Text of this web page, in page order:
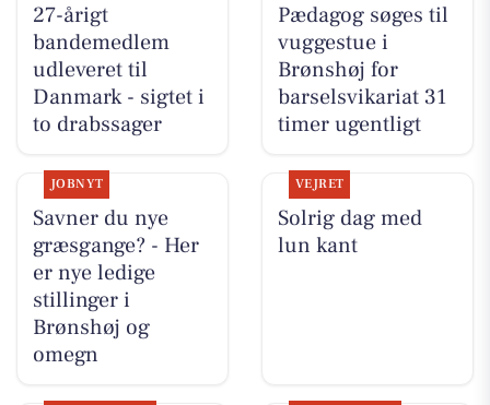
27-årigt
bandemedlem
udleveret til
Danmark - sigtet i
to drabssager
Pædagog søges til
vuggestue i
Brønshøj for
barselsvikariat 31
timer ugentligt
JOBNYT
Savner du nye
græsgange? - Her
er nye ledige
stillinger i
Brønshøj og
omegn
VEJRET
Solrig dag med
lun kant